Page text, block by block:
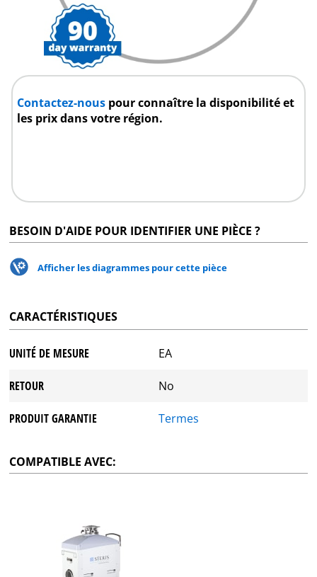
Contactez-nous pour connaître la disponibilité et
les prix dans votre région.
BESOIN D'AIDE POUR IDENTIFIER UNE PIÈCE ?
Afficher les diagrammes pour cette pièce
CARACTÉRISTIQUES
UNITÉ DE MESURE EA
RETOUR No
PRODUIT GARANTIE Termes
COMPATIBLE AVEC: